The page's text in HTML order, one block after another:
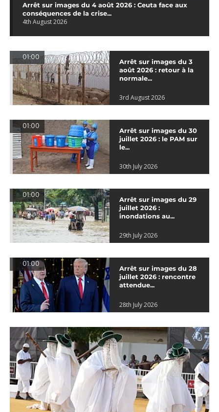
Arrêt sur images du 4 août 2026 : Ceuta face aux
conséquences de la crise...
4th August 2026
01:00
Arrêt sur images du 3
août 2026 : retour à la
normale...
3rd August 2026
01:00
Arrêt sur images du 30
juillet 2026 : le PAM sur
le...
30th July 2026
01:00
Arrêt sur images du 29
juillet 2026 :
inondations au...
29th July 2026
01:00
Arrêt sur images du 28
juillet 2026 : rencontre
attendue...
28th July 2026